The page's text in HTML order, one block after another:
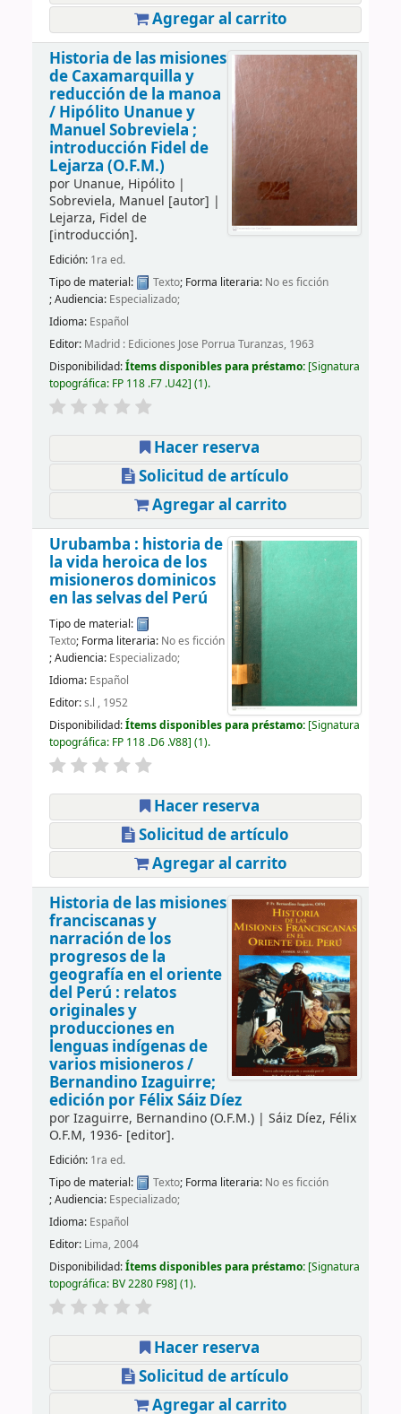
Agregar al carrito
Historia de las misiones
de Caxamarquilla y
reducción de la manoa
/ Hipólito Unanue y
Manuel Sobreviela ;
introducción Fidel de
Lejarza (O.F.M.)
por Unanue, Hipólito|
Sobreviela, Manuel [autor] |
Lejarza, Fidel de
[introducción].
Edición: 1ra ed.
Tipo de material:
Texto; Forma literaria: No es ficción
; Audiencia: Especializado;
Idioma: Español
Editor: Madrid : Ediciones Jose Porrua Turanzas, 1963
Disponibilidad:Ítems disponibles para préstamo: Signatura
topográfica: FP 118 .F7 .U42 (1).
Hacer reserva
Solicitud de artículo
Agregar al carrito
Urubamba : historia de
la vida heroica de los
misioneros dominicos
en las selvas del Perú
Tipo de material:
Texto; Forma literaria: No es ficción
; Audiencia: Especializado;
Idioma: Español
Editor:s.l , 1952
Disponibilidad:Ítems disponibles para préstamo: Signatura
topográfica: FP 118 .D6 .V88 (1).
Hacer reserva
Solicitud de artículo
Agregar al carrito
Historia de las misiones
franciscanas y
narración de los
progresos de la
geografía en el oriente
del Perú : relatos
originales y
producciones en
lenguas indígenas de
varios misioneros /
Bernandino Izaguirre;
edición por Félix Sáiz Díez
porIzaguirre, Bernandino (O.F.M.)| Sáiz Díez, Félix
O.F.M, 1936- [editor].
Edición: 1ra ed.
Tipo de material:
Texto; Forma literaria: No es ficción
; Audiencia: Especializado;
Idioma: Español
Editor: Lima, 2004
Disponibilidad:Ítems disponibles para préstamo: Signatura
topográfica: BV 2280 F98 (1).
Hacer reserva
Solicitud de artículo
Agregar al carrito